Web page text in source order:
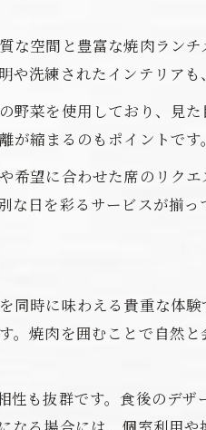
落ち着いた空間が叶える理
デートで選びたい個室焼肉
ジョワの個室が人気の秘密
くつろぎ空間で過ごす特別
ワのランチで心に残るデー
ジョワランチで記憶に残る
デートの思い出になるジョ
ラグナシア周辺で選ぶジョ
ラグナシア帰りに最適なデ
な空間と豊富な焼肉ラン
洗練されたインテリアも
野菜を使用しており、見
縮まるのもポイントで
希望に合わせた席のリク
日を彩るサービスが揃
同時に味わえる貴重な体
。焼肉を囲むことで自然
も抜群です。食後のデ